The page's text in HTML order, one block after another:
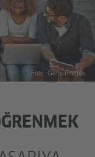
Foto: Getty Images